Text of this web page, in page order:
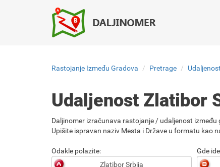
Rastojanje Između Gradova Pretrage
Udaljenost Zlatibor
Daljinomer izračunava rastojanje / udaljenost
Upišite ispravan naziv Mesta i Države u formatu kao
Odakle polazite: Gde